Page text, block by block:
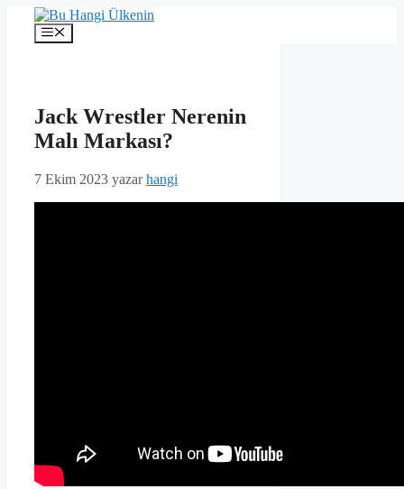
İçeriğe
Menü
Jack Wrestler Nerenin
Malı Markası?
7 Ekim 2023 yazarhangi